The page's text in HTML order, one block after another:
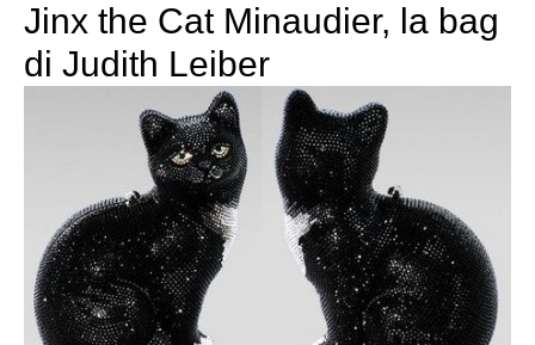
Jinx the Cat Minaudier, la bag
di Judith Leiber